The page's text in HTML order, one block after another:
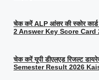
चेक करें ALP आंसर की स्कोर
2 Answer Key Score Card
चेक करें यूपी डीएलएड रिजल्ट
Semester Result 2026